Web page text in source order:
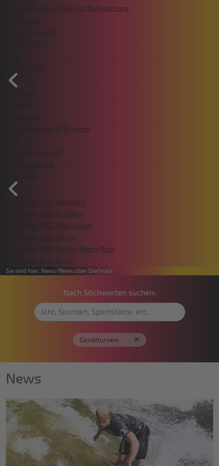
Zugang für Menschen mit Behinderung
Leichte Sprache
Bildergalerie
TV Sendezeiten & Streams
Verkehrshinweise
Länderwertung
Die Finals 2027 Stuttgart
Die Finals 2025 Dresden
Die Finals 2023 Rhein-Ruhr
Die Finals 2022 Berlin
Die Finals 2021 Berlin | Rhein-Ruhr
Die Finals 2019 Berlin
Sie sind hier: News News über DieFinals
Nach Stichworten suchen:
Gerätturnen
News